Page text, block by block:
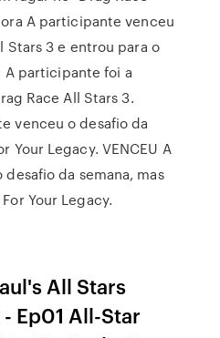
A participante venceu
Stars 3 e entrou para o
A participante foi a
Race All Stars 3.
venceu o desafio da
Your Legacy. VENCEU A
da semana, mas
Your Legacy.
All Stars
Ep01 All-Star